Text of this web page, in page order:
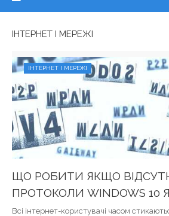
ІНТЕРНЕТ І МЕРЕЖІ
ІНТЕРНЕТ І МЕРЕЖІ
ЩО РОБИТИ ЯКЩО
ПРОТОКОЛИ WINDOWS
Всі інтернет-користувачі часом